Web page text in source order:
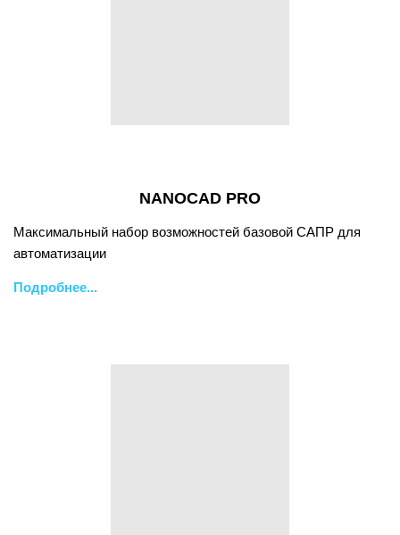
NANOCAD PRO
Максимальный набор возможностей базовой САПР для
автоматизации
Подробнее...